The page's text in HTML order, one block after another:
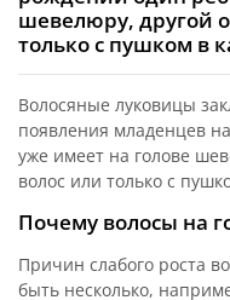
шевелюру, другой
только с пушком в
Волосяные луковицы
появления младенцев
уже имеет на голове
волос или только с
Почему волосы на
Причин слабого роста
быть несколько,